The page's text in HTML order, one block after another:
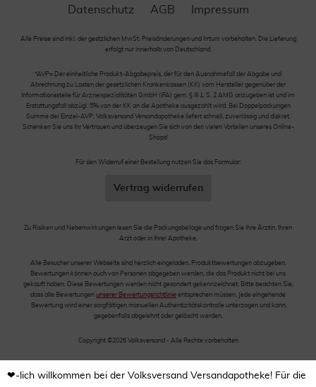
Datenschutz AGB Impressum
Alle Preise sind inkl. der gestzlichen MwSt. Preisänderungen und Irrtum vorbehalten. Die Lieferung
erfolgt nur innerhalb von Deutschland.
*AVP= Der einheitliche Produkt-Abgabepreis, der für den Ausnahmefall der Abgabe und
Abrechnung zu Lasten der gesetzlichen Krankenkassen (KK) vom Hersteller gegenüber der
Informationsstelle für Arzneispezialitäten GmbH (IFA) gem. § III 1, S. 2 AMG anzugeben ist und im
Erstattungsfall abzügl. 5% von der KK an die Apotheke ausgezahlt wird. Bei Doppelpackungen
Summe der Einzel-AVP. Volksversand Versandapotheke liefert schnell, zuverlässig und diskret.
Schenken Sie uns Ihr Vertrauen und überzeugen Sie sich von den vielen Vorteilen unseres Online-
Shops!
Für den Widerruf einer Bestellung nutzen Sie das Formular:
Vertrag widerrufen
Zu Risiken und Nebenwirkungen lesen Sie die Packungsbeilage und fragen Sie Ihre Ärztin, Ihren
Arzt oder in Ihrer Apotheke.
Alle Besucher unserer Webseite sind herzlich eingeladen, Produktbewertungen abzugeben.
Bewertungen können auch von Personen abgegeben werden, die das Produkt nicht bei uns
gekauft haben. Diese Bewertungen werden nicht gesondert gekennzeichnet. Bitte beachten Sie,
dass alle Bewertungen unserer Bewertungsrichtlinie entsprechen müssen. Jede eingehende
Bewertung wird einer sorgfältigen manuellen Authentizitätskontrolle unterzogen und kann
gegebenfalls abgelehnt oder gelöscht werden.
Copyright ©2026 Volksversand - Alle Rechte vorbehalten
❤-lich willkommen bei der Volksversand Versandapotheke! Für die